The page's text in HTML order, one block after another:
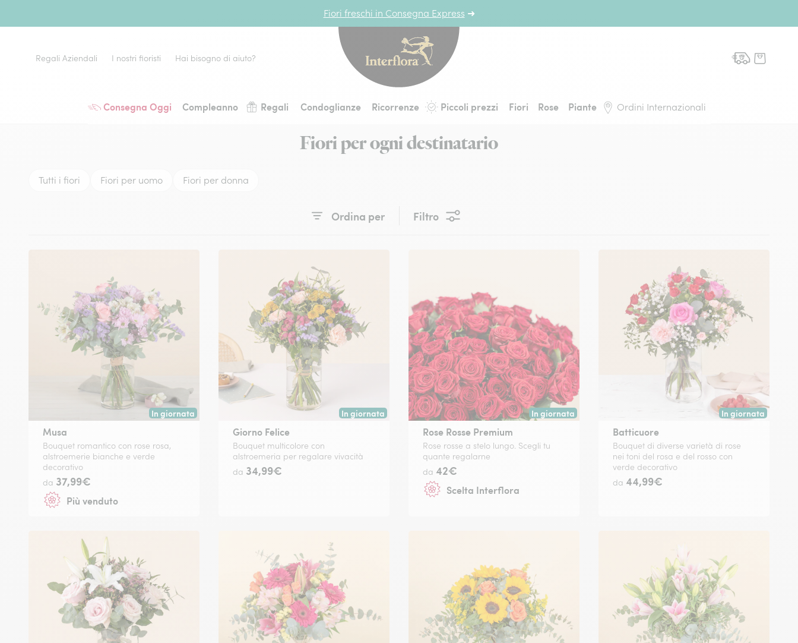
Fiori freschi in Consegna Express ➜
Consegna Oggi Compleanno Regali Condoglianze Ricorrenze Piccoli prezzi Fiori Rose Piante Ordini Internazionali
Regali Aziendali I nostri fioristi Hai bisogno di aiuto?
Fiori per ogni destinatario
Tutti i fiori Fiori per uomo Fiori per donna
Ordina per Filtro
In giornata
Consegna disponibile oggi o in data a tua scelta.
Musa
Bouquet romantico con rose rosa,
alstroemerie bianche e verde
decorativo
da 37,99€
Più venduto
In giornata
Consegna disponibile oggi o in data a tua scelta.
Giorno Felice
Bouquet multicolore con
alstroemeria per regalare vivacità
da 34,99€
In giornata
Consegna disponibile oggi o in data a tua scelta.
Rose Rosse Premium
Rose rosse a stelo lungo. Scegli tu
quante regalarne
da 42€
Scelta Interflora
In giornata
Consegna
Batticuore
Bouquet di diverse varietà di rose
nei toni del rosa e del rosso con
verde decorativo
da 44,99€